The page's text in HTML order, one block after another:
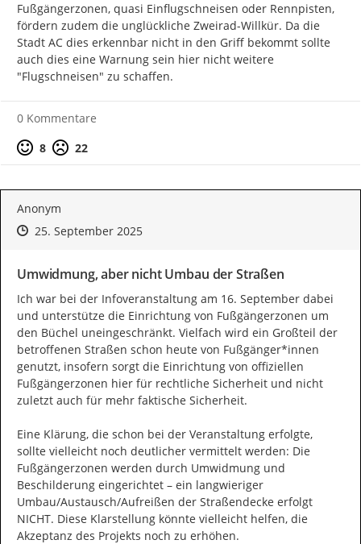
Fußgängerzonen, quasi Einflugschneisen oder Rennpisten,
fördern zudem die unglückliche Zweirad-Willkür. Da die
Stadt AC dies erkennbar nicht in den Griff bekommt sollte
auch dies eine Warnung sein hier nicht weitere
"Flugschneisen" zu schaffen.
0 Kommentare
Positive Bewertung
8 Negative Bewertung
22
Anonym
Zeitpunkt des Erstellens
Zeitpunkt des Erstellens
25. September 2025Zur Äußerung
Umwidmung, aber nicht Umbau der Straßen
Ich war bei der Infoveranstaltung am 16. September dabei
und unterstütze die Einrichtung von Fußgängerzonen um
den Büchel uneingeschränkt. Vielfach wird ein Großteil der
betroffenen Straßen schon heute von Fußgänger*innen
genutzt, insofern sorgt die Einrichtung von offiziellen
Fußgängerzonen hier für rechtliche Sicherheit und nicht
zuletzt auch für mehr faktische Sicherheit.
Eine Klärung, die schon bei der Veranstaltung erfolgte,
sollte vielleicht noch deutlicher vermittelt werden: Die
Fußgängerzonen werden durch Umwidmung und
Beschilderung eingerichtet – ein langwieriger
Umbau/Austausch/Aufreißen der Straßendecke erfolgt
NICHT. Diese Klarstellung könnte vielleicht helfen, die
Akzeptanz des Projekts noch zu erhöhen.